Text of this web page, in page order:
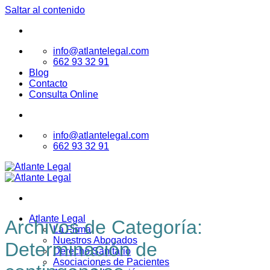
Saltar al contenido
info@atlantelegal.com
662 93 32 91
Blog
Contacto
Consulta Online
info@atlantelegal.com
662 93 32 91
Atlante Legal
La Firma
Nuestros Abogados
Derecho Sanitario
Asociaciones de Pacientes
Archivos de Categoría:
Determinación de